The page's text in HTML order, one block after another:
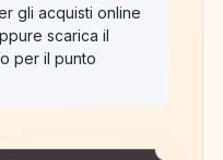
gli acquisti online
scarica il
per il punto